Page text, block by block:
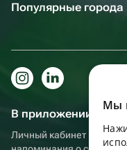
Популярные города
В приложении еще
Личный кабинет
Мы